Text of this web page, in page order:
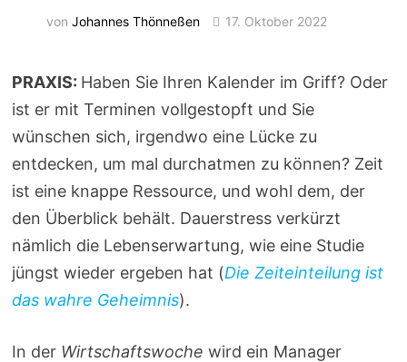
vonJohannes Thönneßen 17. Oktober 2022
PRAXIS: Haben Sie Ihren Kalender im Griff? Oder
ist er mit Terminen vollgestopft und Sie
wünschen sich, irgendwo eine Lücke zu
entdecken, um mal durchatmen zu können? Zeit
ist eine knappe Ressource, und wohl dem, der
den Überblick behält. Dauerstress verkürzt
nämlich die Lebenserwartung, wie eine Studie
jüngst wieder ergeben hat (Die Zeiteinteilung ist
das wahre Geheimnis).
In der Wirtschaftswochewird ein Manager